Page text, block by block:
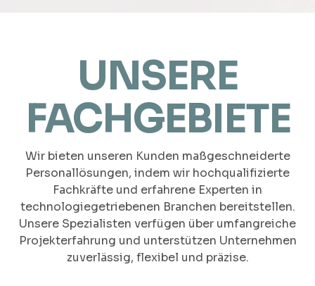
UNSERE
FACHGEBIETE
Wir bieten unseren Kunden maßgeschneiderte
Personallösungen, indem wir hochqualifizierte
Fachkräfte und erfahrene Experten in
technologiegetriebenen Branchen bereitstellen.
Unsere Spezialisten verfügen über umfangreiche
Projekterfahrung und unterstützen Unternehmen
zuverlässig, flexibel und präzise.